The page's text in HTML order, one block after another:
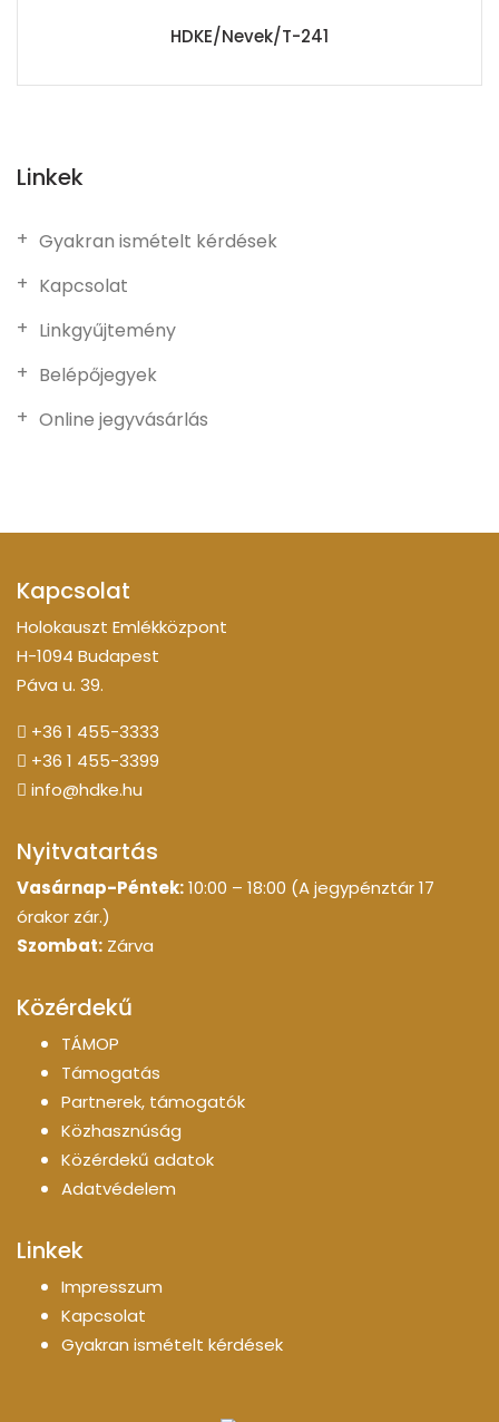
HDKE/Nevek/T-241
Linkek
Gyakran ismételt kérdések
Kapcsolat
Linkgyűjtemény
Belépőjegyek
Online jegyvásárlás
Kapcsolat
Holokauszt Emlékközpont
H-1094 Budapest
Páva u. 39.
+36 1 455-3333
+36 1 455-3399
info@hdke.hu
Nyitvatartás
Vasárnap-Péntek:10:00 – 18:00 (A jegypénztár 17
órakor zár.)
Szombat: Zárva
Közérdekű
TÁMOP
Támogatás
Partnerek, támogatók
Közhasznúság
Közérdekű adatok
Adatvédelem
Linkek
Impresszum
Kapcsolat
Gyakran ismételt kérdések